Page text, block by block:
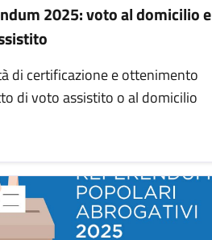
2025: voto al domicilio e
di certificazione e ottenimento
di voto assistito o al domicilio